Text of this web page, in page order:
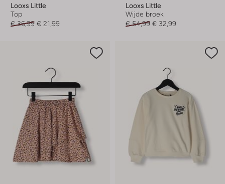
Looxs Little
Top
€ 36,99 € 21,99
Looxs Little
Wijde broek
€ 54,99 € 32,99